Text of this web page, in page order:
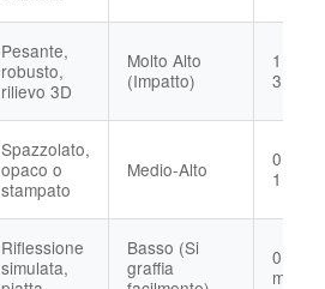
Pesante,
robusto,
rilievo 3D
Molto Alto
(Impatto)
3.0mm
Spazzolato,
opaco o
stampato
Medio-Alto
1,0mm
Riflessione
simulata,
Basso (Si
graffia
0,1
mm